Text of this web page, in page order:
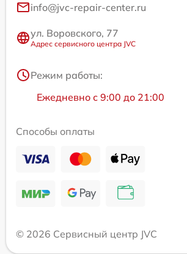
info@jvc-repair-center.ru
ул. Воровского, 77
Адрес сервисного центра JVC
Режим работы:
Ежедневно с 9:00 до 21:00
Способы оплаты
© 2026 Сервисный центр JVC